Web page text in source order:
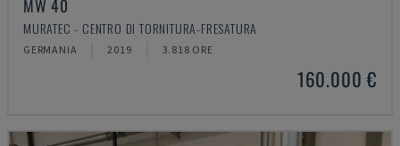
MW 40
MURATEC - CENTRO DI TORNITURA-FRESATURA
GERMANIA 2019 3.818 ORE
160.000 €